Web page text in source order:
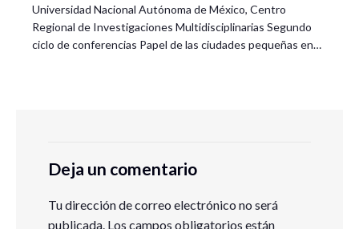
Universidad Nacional Autónoma de México, Centro
Regional de Investigaciones Multidisciplinarias Segundo
ciclo de conferencias Papel de las ciudades pequeñas en…
Deja un comentario
Tu dirección de correo electrónico no será
publicada. Los campos obligatorios están